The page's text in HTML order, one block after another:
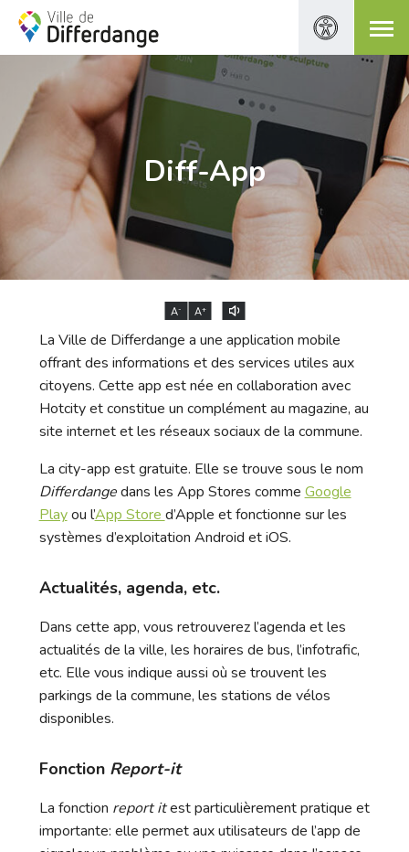
Diff-App
A- A+
La Ville de Differdange a une application mobile
offrant des informations et des services utiles aux
citoyens. Cette app est née en collaboration avec
Hotcity et constitue un complément au magazine, au
site internet et les réseaux sociaux de la commune.
La city-app est gratuite. Elle se trouve sous le nom
Differdangedans les App Stores comme Google
Playou l’App Store d’Apple et fonctionne sur les
systèmes d’exploitation Android et iOS.
Actualités, agenda, etc.
Dans cette app, vous retrouverez l’agenda et les
actualités de la ville, les horaires de bus, l’infotrafic,
etc. Elle vous indique aussi où se trouvent les
parkings de la commune, les stations de vélos
disponibles.
Fonction Report-it
La fonction report itest particulièrement pratique et
importante: elle permet aux utilisateurs de l’app de